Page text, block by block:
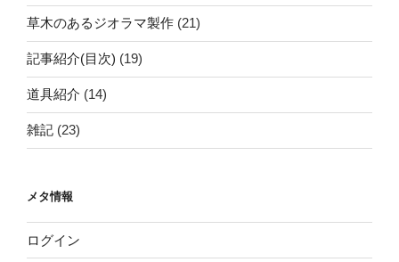
草木のあるジオラマ製作 (21)
記事紹介(目次) (19)
道具紹介 (14)
雑記 (23)
メタ情報
ログイン